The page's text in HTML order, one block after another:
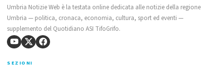
Umbria Notizie Web è la testata online dedicata alle notizie della regione
Umbria — politica, cronaca, economia, cultura, sport ed eventi —
supplemento del Quotidiano ASI TifoGrifo.
SEZIONI